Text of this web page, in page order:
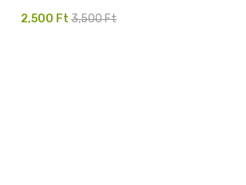
3,500Ft
Original
2,500 FtCurrent